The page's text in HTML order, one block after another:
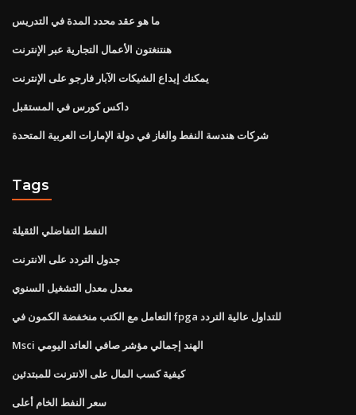
ما هو عقد محدد المدة في التدريس
هنتنغتون الأعمال التجارية عبر الإنترنت
يمكنك إيداع الشيكات الآبار فارجو على الإنترنت
داكس كورس في المستقبل
شركات هندسة النفط والغاز في دولة الإمارات العربية المتحدة
Tags
النفط التفاضلي الثقيلة
جدول التردد على الانترنت
معدل معدل التشغيل السنوي
التعامل مع الكتب منخفضة الكمون في fpga للتداول عالية التردد
Msci الهند إجمالي مؤشر صافي العائد اليومي
كيفية كسب المال على الانترنت للمبتدئين
سعر النفط الخام أعلى